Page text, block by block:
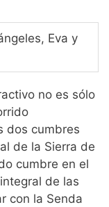
Eva y
no es sólo
dos cumbres
de la Sierra de
cumbre en el
de las
con la Senda